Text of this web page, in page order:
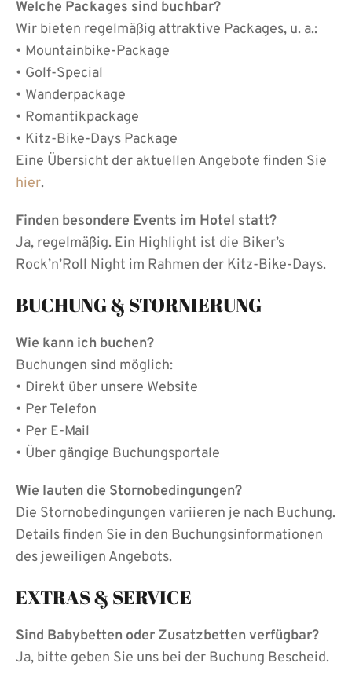
Welche Packages sind buchbar?
Wir bieten regelmäßig attraktive Packages, u. a.:
• Mountainbike-Package
• Golf-Special
• Wanderpackage
• Romantikpackage
• Kitz-Bike-Days Package
Eine Übersicht der aktuellen Angebote finden Sie
hier.
Finden besondere Events im Hotel statt?
Ja, regelmäßig. Ein Highlight ist die Biker’s
Rock’n’Roll Night im Rahmen der Kitz-Bike-Days.
BUCHUNG & STORNIERUNG
Wie kann ich buchen?
Buchungen sind möglich:
• Direkt über unsere Website
• Per Telefon
• Per E-Mail
• Über gängige Buchungsportale
Wie lauten die Stornobedingungen?
Die Stornobedingungen variieren je nach Buchung.
Details finden Sie in den Buchungsinformationen
des jeweiligen Angebots.
EXTRAS & SERVICE
Sind Babybetten oder Zusatzbetten verfügbar?
Ja, bitte geben Sie uns bei der Buchung Bescheid.